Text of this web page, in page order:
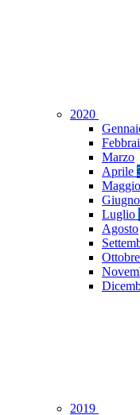
2020
Marzo
Aprile
Maggio
Giugno
Luglio
Agosto
Ottobre
2019